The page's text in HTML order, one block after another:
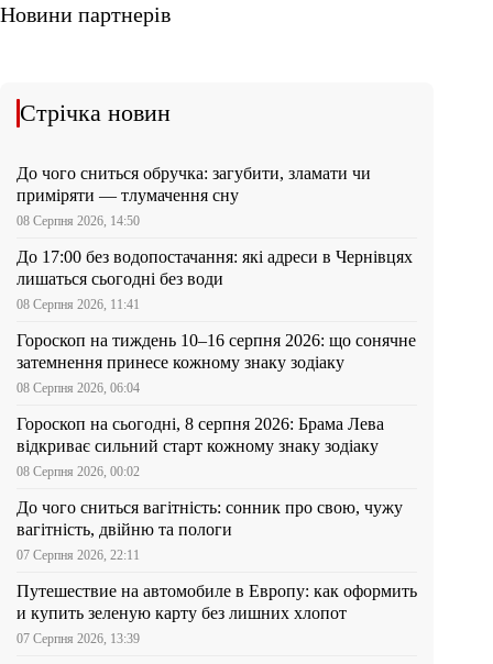
Новини партнерів
Стрічка новин
До чого сниться обручка: загубити, зламати чи
приміряти — тлумачення сну
08 Серпня 2026, 14:50
До 17:00 без водопостачання: які адреси в Чернівцях
лишаться сьогодні без води
08 Серпня 2026, 11:41
Гороскоп на тиждень 10–16 серпня 2026: що сонячне
затемнення принесе кожному знаку зодіаку
08 Серпня 2026, 06:04
Гороскоп на сьогодні, 8 серпня 2026: Брама Лева
відкриває сильний старт кожному знаку зодіаку
08 Серпня 2026, 00:02
До чого сниться вагітність: сонник про свою, чужу
вагітність, двійню та пологи
07 Серпня 2026, 22:11
Путешествие на автомобиле в Европу: как оформить
и купить зеленую карту без лишних хлопот
07 Серпня 2026, 13:39